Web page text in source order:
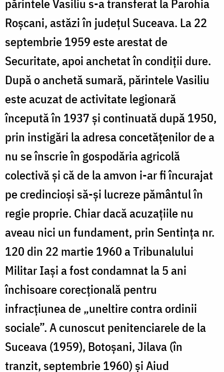
părintele Vasiliu s-a transferat la Parohia
Roșcani, astăzi în județul Suceava. La 22
septembrie 1959 este arestat de
Securitate, apoi anchetat în condiții dure.
După o anchetă sumară, părintele Vasiliu
este acuzat de activitate legionară
începută în 1937 și continuată după 1950,
prin instigări la adresa concetățenilor de a
nu se înscrie în gospodăria agricolă
colectivă și că de la amvon i-ar fi încurajat
pe credincioși să-și lucreze pământul în
regie proprie. Chiar dacă acuzațiile nu
aveau nici un fundament, prin Sentința nr.
120 din 22 martie 1960 a Tribunalului
Militar Iași a fost condamnat la 5 ani
închisoare corecțională pentru
infracțiunea de „uneltire contra ordinii
sociale”. A cunoscut penitenciarele de la
Suceava (1959), Botoșani, Jilava (în
tranzit, septembrie 1960) și Aiud